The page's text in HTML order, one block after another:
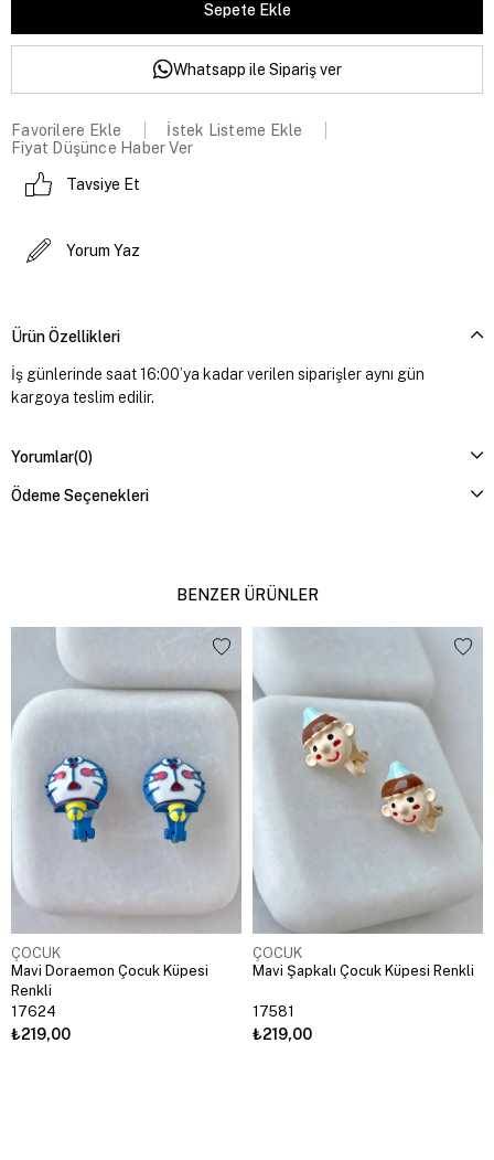
Whatsapp ile Sipariş ver
Favorilere Ekle
İstek Listeme Ekle
Fiyat Düşünce Haber Ver
Tavsiye Et
Yorum Yaz
Ürün Özellikleri
İş günlerinde saat 16:00’ya kadar verilen siparişler aynı gün
kargoya teslim edilir.
Yorumlar(0)
Ödeme Seçenekleri
BENZER ÜRÜNLER
ÇOCUK
Mavi Doraemon Çocuk Küpesi
Renkli
17624
₺219,00
ÇOCUK
Mavi Şapkalı Çocuk Küpesi Renkli
17581
₺219,00